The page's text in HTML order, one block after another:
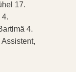
17.
4.
4.